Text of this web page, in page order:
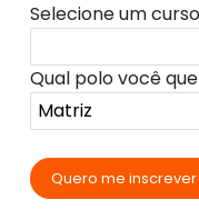
Selecione um curso
Qual polo você
Quero me inscrever